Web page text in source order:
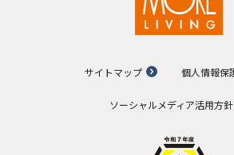
サイトマップ 個人情報保
ソーシャルメディア活用方針